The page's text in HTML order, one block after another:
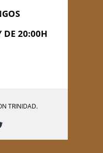
DE 20:00H
TRINIDAD.